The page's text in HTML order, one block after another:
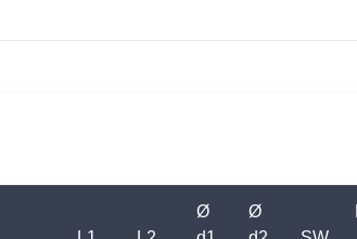
Ø
Ø